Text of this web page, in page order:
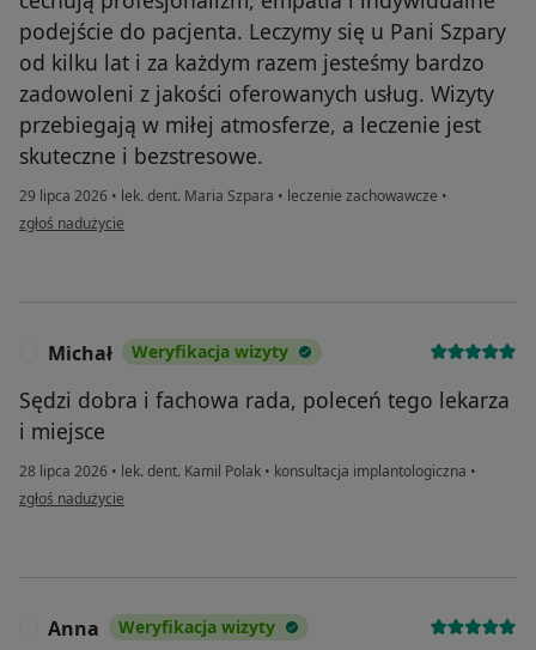
podejście do pacjenta. Leczymy się u Pani Szpary
od kilku lat i za każdym razem jesteśmy bardzo
zadowoleni z jakości oferowanych usług. Wizyty
przebiegają w miłej atmosferze, a leczenie jest
skuteczne i bezstresowe.
29 lipca 2026 • lek. dent. Maria Szpara • leczenie zachowawcze •
w opinii użytkownika BAZ
zgłoś nadużycie
Michał Weryfikacja wizyty
Sędzi dobra i fachowa rada, poleceń tego lekarza
i miejsce
28 lipca 2026 • lek. dent. Kamil Polak • konsultacja implantologiczna •
w opinii użytkownika Michał
zgłoś nadużycie
Anna Weryfikacja wizyty